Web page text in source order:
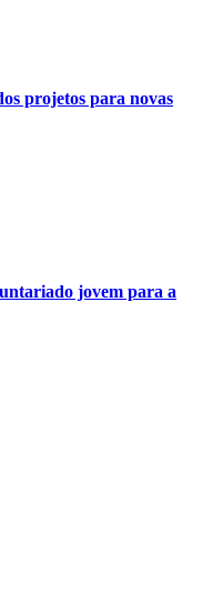
projetos para novas
jovem para a